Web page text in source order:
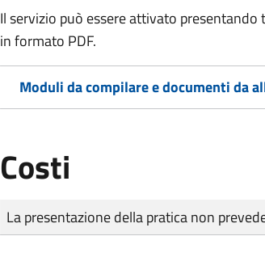
Il servizio può essere attivato
in formato PDF.
Moduli da compilare e documenti da
Costi
Tipo di pagamento
Importo
La presentazione della pratica non